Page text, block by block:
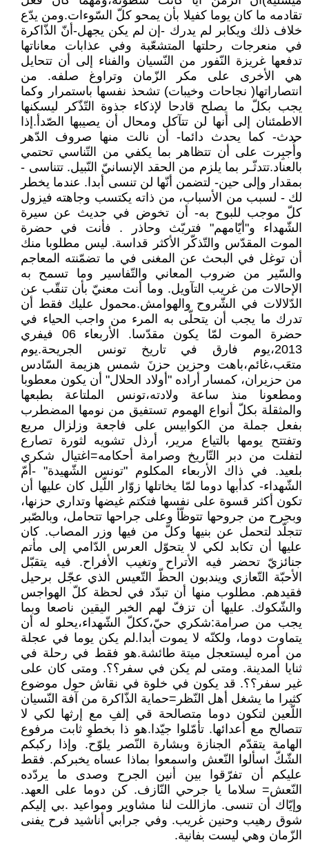
تقادمه ما كان يوما كفيلا بأن يمحو كلّ السّوءات.ومن يدّع
خلاف ذلك ويكابر لم يدرك -إن لم يكن يجهل-أنّ الذّاكرة
في منعرجات رحلتها المتشعّبة وفي عذابات معاناتها
تدفعها غريزة النّفور من النّسيان والفناء إلى أن تتحايل
هي الأخرى على مكر الزّمان وتراوغ صلفه. من
انتصاراتها( نجاحات وخيبات) تشحذ نفسها باستمرار وكما
يجب بكلّ ما يصلح قادحا لإذكاء جذوة التّذّكر ليسكنها
الاطمئنان إلى أنها لن تتآكل ومحال أن يصيبها الصّدأ.إذا
حدث- كما يحدث دائما- أن نالت منها صروف الدّهر
وأُجبِرت على أن تتظاهر بما يكفي من التّناسي تحتمي
بالعناد.تتدثّـر بما يلزم من الحقد الإنسانيّ النّبيل. تتناسى -
بمقدار وإلى حين- لتضمن أنّها لن تنسى أبدا. عندما يخطر
لك - لسبب من الأسباب، من ذاته يكتسب وجاهته فيزول
كلّ موجب للبوح به- أن تخوض في حديث عن سيرة
الشّهداء و"أيّامهم" فتريّث وحاذر . فأنت في حضرة
الموت المقدّس والتّذكّر الأكثر قداسة. ليس مطلوبا منك
أن توغل في البحث عن المغنى في ما تضمّنته المعاجم
والسّير من ضروب المعاني والتّفاسير وما تسمح به
الإحالات من غريب التآويل. وما أنت معنيّ بأن تنقّب عن
الدّلالات في الشّروح والهوامش.محمول عليك فقط أن
تدرك ما يجب أن يتحلّى به المرء من واجب الحياء في
حضرة الموت لمّا يكون مقدّسا. الأربعاء 06 فيفري
2013،يوم فارق في تاريخ تونس الجريحة.يوم
متعَب،غائم،باهت وحزين حزنَ شمس هزيمة السّادس
من حزيران، كمسار أراده "أولاد الحلال" أن يكون معطوبا
ومطعونا منذ ساعة ولادته،تونس الملتاعة بطبعها
والمثقلة بكلّ أنواع الهموم تستفيق من نومها المضطرب
بفعل جملة من الكوابيس على فاجعة وزلزال مريع
وتفتتح يومها بالتياع مرير، أرذل تشويه لثورة تصارع
لتفلت من دبر التّاريخ وصرامة أحكامه=اغتيال شكري
بلعيد. في ذاك الأربعاء المكلوم "تونس الشّهيدة" -أمّ
الشّهداء- كدأبها دوما لمّا يخاتلها زوّار اللّيل كان عليها أن
تكون أكثر قسوة على نفسها فتكتم غيضها وتداري حزنها،
وبجرح من جروحها تتوظّأ وعلى جراحها تتحامل، وبالصّبر
تتجلّد لتحمل عن بنيها وكلّ من فيها وزر المصاب. كان
عليها أن تكابد لكي لا يتحوّل العرس الدّامي إلى مأتم
جنائزيّ تحضر فيه الأتراح وتغيب الأفراح. فيه يتقبّل
الأحبّة التّعازي ويندبون الحظّ التّعيس الذي عجّل برحيل
فقيدهم. مطلوب منها أن تبدّد في لحظة كلّ الهواجس
والشّكوك. عليها أن تزفّ لهم الخبر اليقين ناصعا وبما
يجب من صرامة:شكري حيّ،ككلّ الشّهداء،يحلو له أن
يتماوت دوما، ولكنّه لا يموت أبدا.لم يكن يوما في عجلة
من أمره ليستعجل ميتة طائشة.هو فقط في رحلة في
ثنايا المدينة. ومتى لم يكن في سفر؟؟. ومتى كان على
غير سفر؟؟. قد يكون في خلوة في نقاش حول موضوع
كثيرا ما يشغل أهل النّظر=حماية الذّاكرة من آفة النّسيان
اللّعين لتكون دوما متصالحة قي إلفِ مع إرثها لكي لا
تتصالح مع أعدائها. تأمّلوا جيّدا.هو ذا بخطوِ ثابت مرفوع
الهامة يتقدّم الجنازة وبشارة النّصر يلوّح. وإذا ركبكم
الشّكّ اسألوا النّعش واسمعوا بماذا عساه يخبركم. فقط
عليكم أن تفرّقوا بين أنين الجرح وصدى ما يردّده
النّعش= سلاما يا جرحي النّازف. كن دوما على العهد.
وإيّاك أن تنسى. مازاللت لنا مشاوير ومواعيد .بي إليكم
شوق رهيب وحنين غريب. وفي جرابي أناشيد فرح يفنى
الزّمان وهي ليست بفانية.